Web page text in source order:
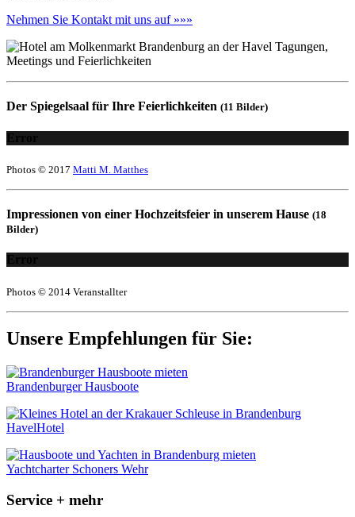
Nehmen Sie Kontakt mit uns auf »»»
Der Spiegelsaal für Ihre Feierlichkeiten (11 Bilder)
Error
Photos © 2017 Matti M. Matthes
Impressionen von einer Hochzeitsfeier in unserem Hause (18
Bilder)
Error
Photos © 2014 Veranstallter
Unsere Empfehlungen für Sie:
Brandenburger Hausboote
HavelHotel
Yachtcharter Schoners Wehr
Service + mehr